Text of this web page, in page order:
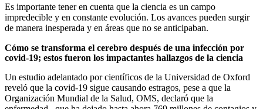
Es importante tener en cuenta que la ciencia es un campo
impredecible y en constante evolución. Los avances pueden surgir
de manera inesperada y en áreas que no se anticipaban.
Cómo se transforma el cerebro después de una infección por
covid-19; estos fueron los impactantes hallazgos de la ciencia
Un estudio adelantado por científicos de la Universidad de Oxford
reveló que la covid-19 sigue causando estragos, pese a que la
Organización Mundial de la Salud, OMS, declaró que la